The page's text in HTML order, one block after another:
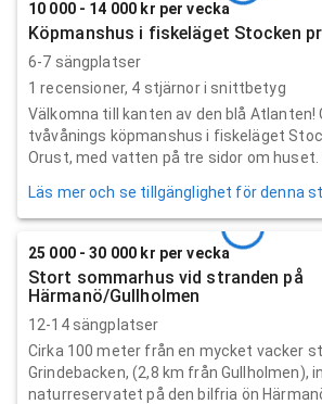
10 000 - 14 000 kr per vecka
Köpmanshus i fiskeläget Stocken
6-7 sängplatser
1 recensioner, 4 stjärnor i snittbetyg
Välkomna till kanten av den blå Atlanten!
tvåvånings köpmanshus i fiskeläget
Orust, med vatten på tre sidor om huset.
Läs mer och se tillgänglighet för denna
25 000 - 30 000 kr per vecka
Stort sommarhus vid stranden på
Härmanö/Gullholmen
12-14 sängplatser
Cirka 100 meter från en mycket vacker
Grindebacken, (2,8 km från Gullholmen),
naturreservatet på den bilfria ön Härmanö,